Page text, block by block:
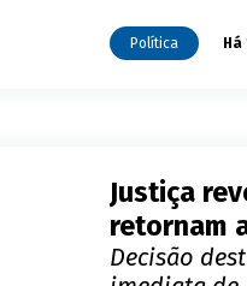
Política
Justiça
retornam
Decisão